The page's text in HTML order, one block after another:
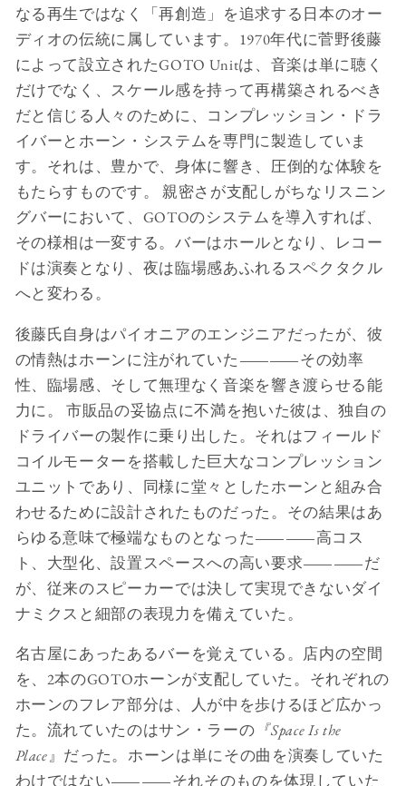
なる再生ではなく「再創造」を追求する日本のオー
ディオの伝統に属しています。1970年代に菅野後藤
によって設立されたGOTO Unitは、音楽は単に聴く
だけでなく、スケール感を持って再構築されるべき
だと信じる人々のために、コンプレッション・ドラ
イバーとホーン・システムを専門に製造していま
す。それは、豊かで、身体に響き、圧倒的な体験を
もたらすものです。 親密さが支配しがちなリスニン
グバーにおいて、GOTOのシステムを導入すれば、
その様相は一変する。バーはホールとなり、レコー
ドは演奏となり、夜は臨場感あふれるスペクタクル
へと変わる。
後藤氏自身はパイオニアのエンジニアだったが、彼
の情熱はホーンに注がれていた――その効率
性、臨場感、そして無理なく音楽を響き渡らせる能
力に。 市販品の妥協点に不満を抱いた彼は、独自の
ドライバーの製作に乗り出した。それはフィールド
コイルモーターを搭載した巨大なコンプレッション
ユニットであり、同様に堂々としたホーンと組み合
わせるために設計されたものだった。その結果はあ
らゆる意味で極端なものとなった――高コス
ト、大型化、設置スペースへの高い要求――だ
が、従来のスピーカーでは決して実現できないダイ
ナミクスと細部の表現力を備えていた。
名古屋にあったあるバーを覚えている。店内の空間
を、2本のGOTOホーンが支配していた。それぞれの
ホーンのフレア部分は、人が中を歩けるほど広かっ
た。流れていたのはサン・ラーの 『Space Is the
Place』だった。ホーンは単にその曲を演奏していた
わけではない――それそのものを体現していた